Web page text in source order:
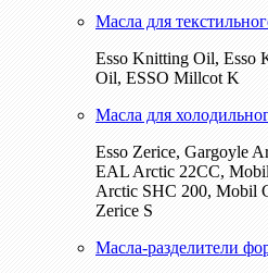
Масла для
Esso Knitting Oil, Esso
Oil, ESSO Millcot K
Масла для
Esso Zerice, Gargoyle
EAL Arctic 22CC,
Arctic SHC 200, Mobil
Zerice S
Масла-разделители